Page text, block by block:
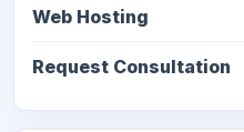
Web Hosting
Request Consultation